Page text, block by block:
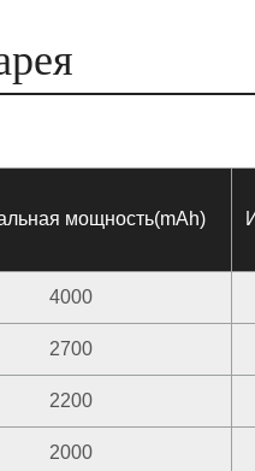
мощность(mAh)
4000
2700
2200
2000